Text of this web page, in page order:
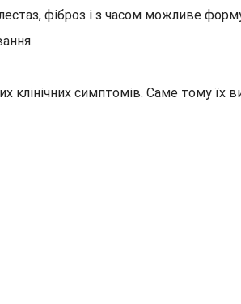
фіброз і з часом можливе
симптомів. Саме тому їх